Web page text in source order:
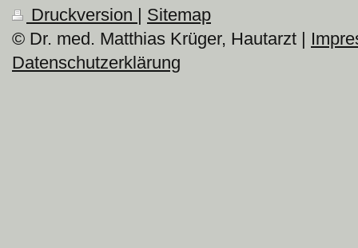
Druckversion | Sitemap
© Dr. med. Matthias Krüger, Hautarzt |
Datenschutzerklärung